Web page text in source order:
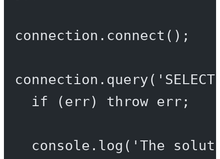
connection. connect ();
connection. query(
if (err) throw err;
console. log ( 'The